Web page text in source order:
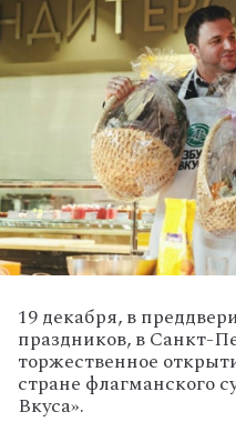
19 декабря, в
праздников, в Санкт-
торжественное
стране флагманского
Вкуса».